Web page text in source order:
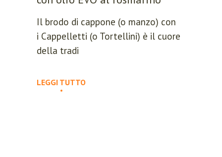
Il brodo di cappone (o manzo) con
i Cappelletti (o Tortellini) è il cuore
della tradi
LEGGI TUTTO